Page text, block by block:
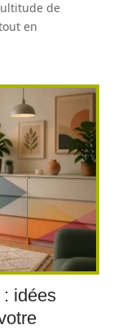
de
en
idées